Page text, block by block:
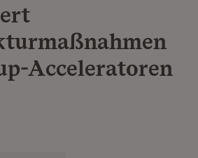
Acceleratoren